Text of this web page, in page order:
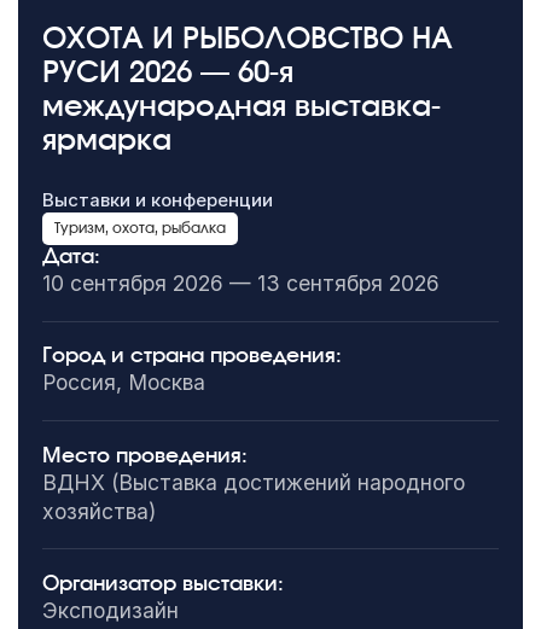
ОХОТА И РЫБОЛОВСТВО НА
РУСИ 2026 — 60-я
международная выставка-
ярмарка
Выставки и конференции
Туризм, охота, рыбалка
Дата:
10 сентября 2026 — 13 сентября 2026
Город и страна проведения:
Россия, Москва
Место проведения:
ВДНХ (Выставка достижений народного
хозяйства)
Организатор выставки:
Эксподизайн